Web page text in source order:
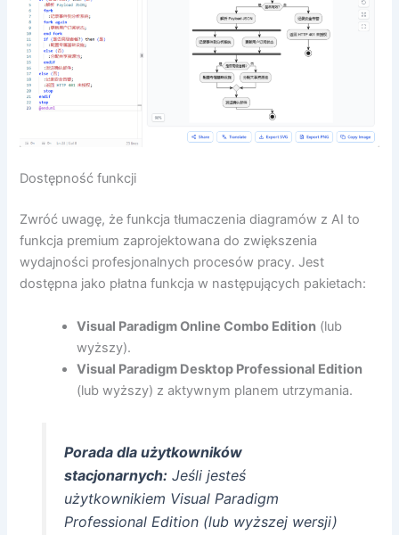
Dostępność funkcji
Zwróć uwagę, że funkcja tłumaczenia diagramów z AI to
funkcja premium zaprojektowana do zwiększenia
wydajności profesjonalnych procesów pracy. Jest
dostępna jako płatna funkcja w następujących pakietach:
Visual Paradigm Online Combo Edition (lub
wyższy).
Visual Paradigm Desktop Professional Edition
(lub wyższy) z aktywnym planem utrzymania.
Porada dla użytkowników
stacjonarnych:Jeśli jesteś
użytkownikiem Visual Paradigm
Professional Edition (lub wyższej wersji)